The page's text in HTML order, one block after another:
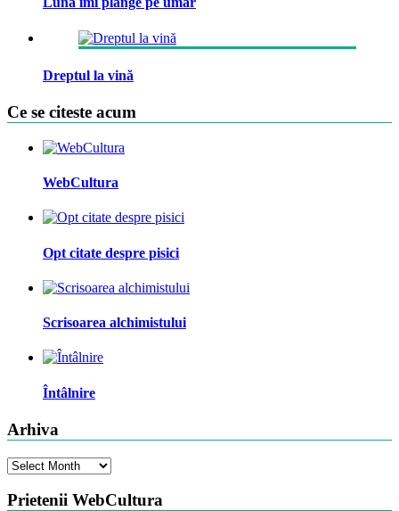
Dreptul la vină
Ce se citeste acum
WebCultura
Opt citate despre pisici
Scrisoarea alchimistului
Întâlnire
Arhiva
Arhiva
Prietenii WebCultura